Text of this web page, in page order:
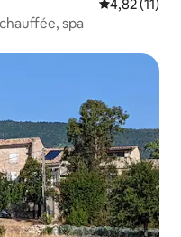
Évaluation
4,82 (11)
chauffée, spa